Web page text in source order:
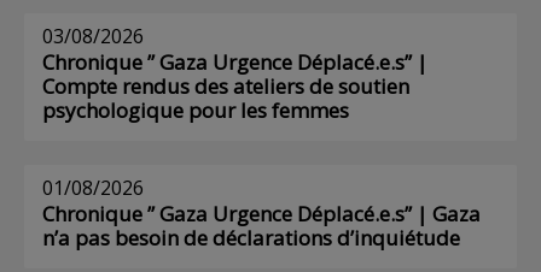
03/08/2026
Chronique ” Gaza Urgence Déplacé.e.s” |
Compte rendus des ateliers de soutien
psychologique pour les femmes
01/08/2026
Chronique ” Gaza Urgence Déplacé.e.s” | Gaza
n’a pas besoin de déclarations d’inquiétude